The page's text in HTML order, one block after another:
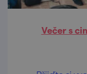
Večer s